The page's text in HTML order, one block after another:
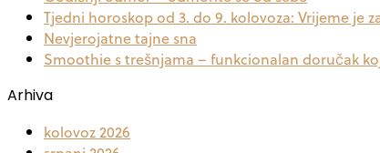
Tjedni horoskop od 3. do 9. kolovoza: Vrijeme je
Nevjerojatne tajne sna
Smoothie s trešnjama – funkcionalan doručak
Arhiva
kolovoz 2026